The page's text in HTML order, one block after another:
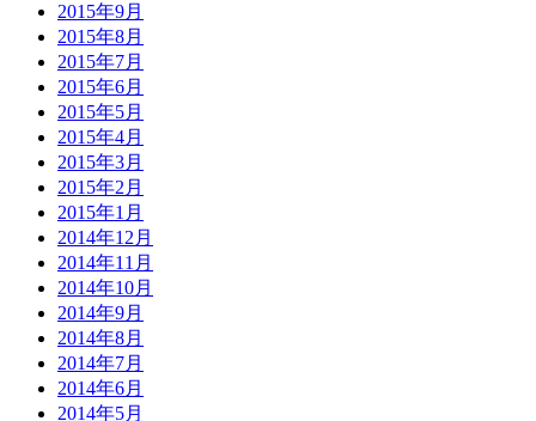
2015年9月
2015年8月
2015年7月
2015年6月
2015年5月
2015年4月
2015年3月
2015年2月
2015年1月
2014年12月
2014年11月
2014年10月
2014年9月
2014年8月
2014年7月
2014年6月
2014年5月